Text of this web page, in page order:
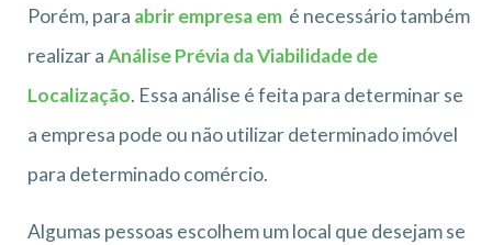
Porém, para abrir empresa em é necessário também
realizar aAnálise Prévia da Viabilidade de
Localização. Essa análise é feita para determinar se
a empresa pode ou não utilizar determinado imóvel
para determinado comércio.
Algumas pessoas escolhem um local que desejam se